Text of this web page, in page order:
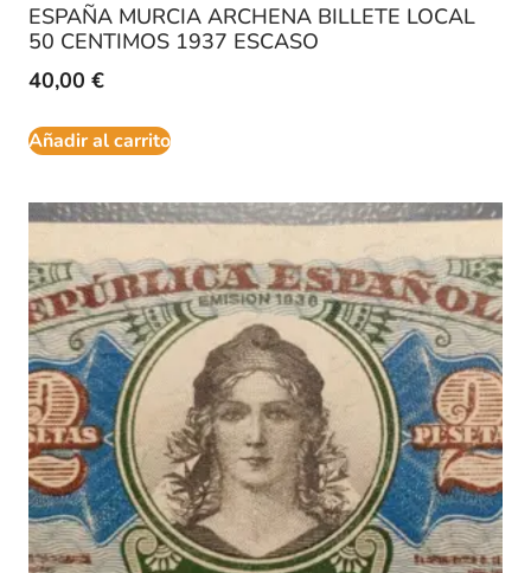
ESPAÑA MURCIA ARCHENA BILLETE LOCAL
50 CENTIMOS 1937 ESCASO
40,00 €
Añadir al carrito